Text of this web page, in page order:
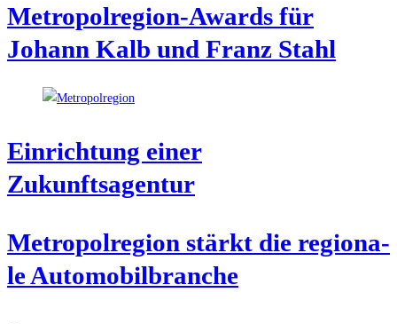
Metro­pol­re­gi­on-Awards für
Johann Kalb und Franz Stahl
Ein­rich­tung einer
Zukunftsagentur
Metro­pol­re­gi­on stärkt die regio­na­
le Automobilbranche